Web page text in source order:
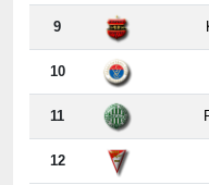
10
11
12